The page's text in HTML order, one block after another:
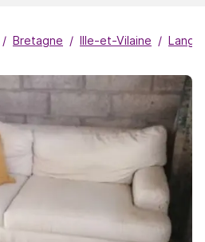
Bretagne Ille-et-Vilaine